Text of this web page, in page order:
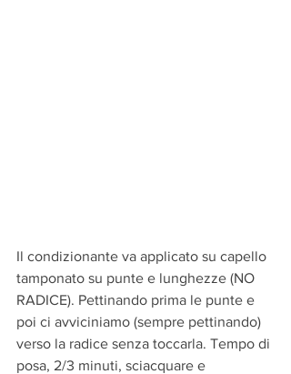
Il condizionante va applicato su capello
tamponato su punte e lunghezze (NO
RADICE). Pettinando prima le punte e
poi ci avviciniamo (sempre pettinando)
verso la radice senza toccarla. Tempo di
posa, 2/3 minuti, sciacquare e